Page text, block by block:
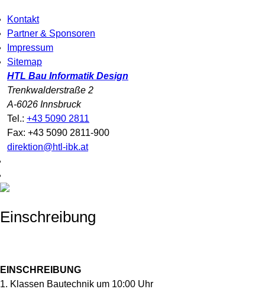
Kontakt
Partner & Sponsoren
Impressum
Sitemap
HTL Bau Informatik Design
Trenkwalderstraße 2
A-6026 Innsbruck
Tel.: +43 5090 2811
Fax: +43 5090 2811-900
direktion@htl-ibk.at
Einschreibung
EINSCHREIBUNG
1. Klassen Bautechnik um 10:00 Uhr